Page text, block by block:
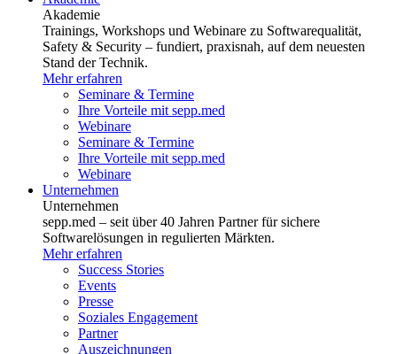
Akademie
Trainings, Workshops und Webinare zu Softwarequalität,
Safety & Security – fundiert, praxisnah, auf dem neuesten
Stand der Technik.
Mehr erfahren
Seminare & Termine
Ihre Vorteile mit sepp.med
Webinare
Seminare & Termine
Ihre Vorteile mit sepp.med
Webinare
Unternehmen
Unternehmen
sepp.med – seit über 40 Jahren Partner für sichere
Softwarelösungen in regulierten Märkten.
Mehr erfahren
Success Stories
Events
Presse
Soziales Engagement
Partner
Auszeichnungen